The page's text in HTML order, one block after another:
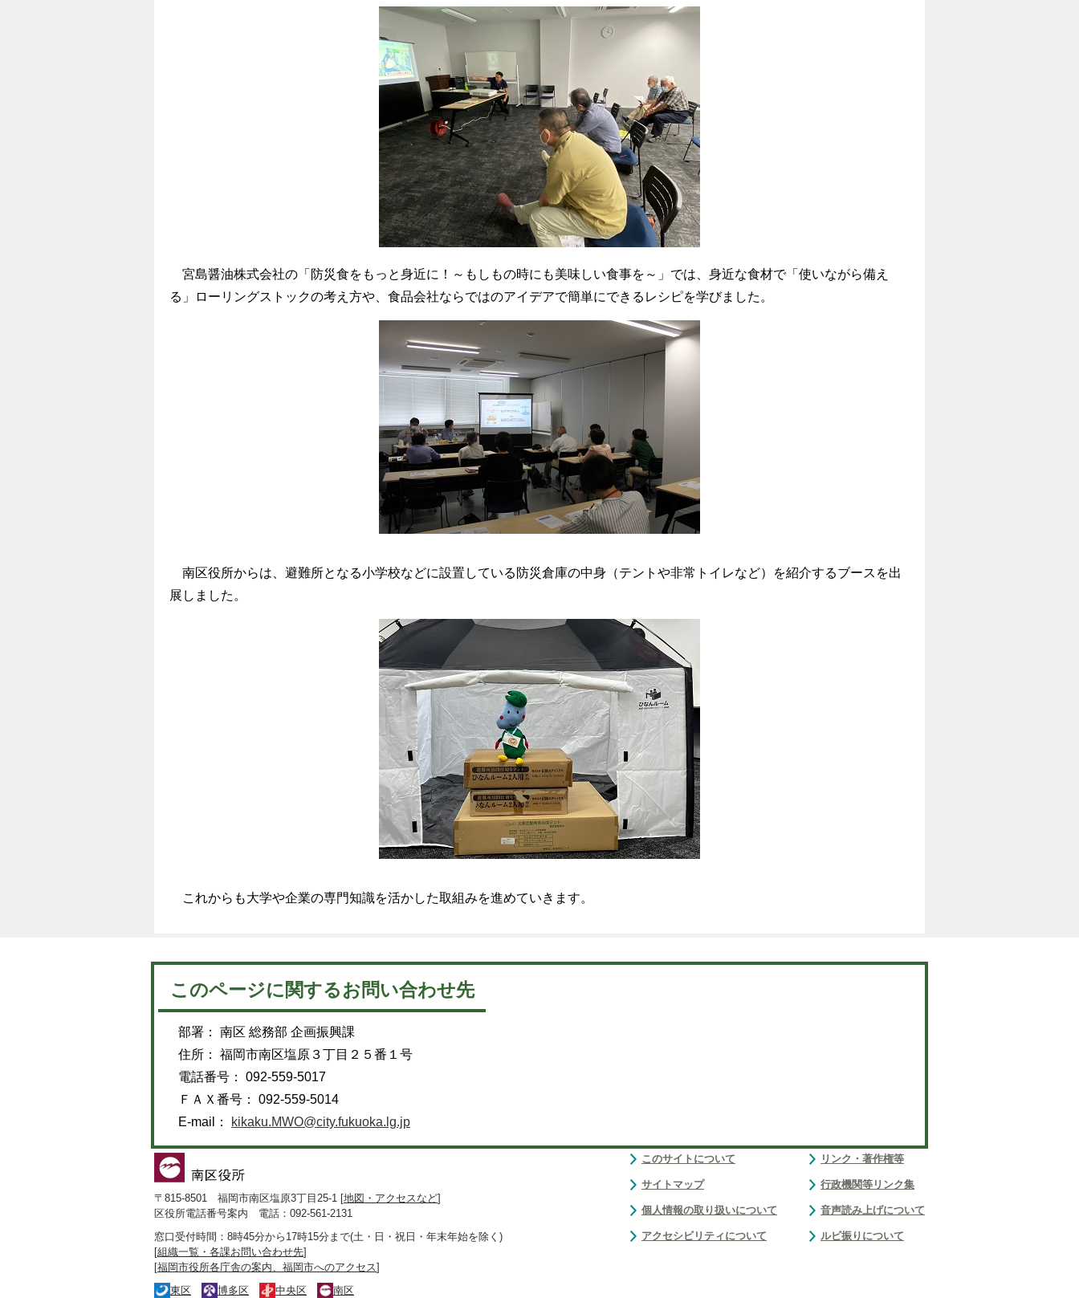
宮島醤油株式会社の「防災食をもっと身近に！～もしもの時にも美味しい食事を～」では、身近な食材で「使いながら備え
る」ローリングストックの考え方や、食品会社ならではのアイデアで簡単にできるレシピを学びました。
南区役所からは、避難所となる小学校などに設置している防災倉庫の中身（テントや非常トイレなど）を紹介するブースを出
展しました。
これからも大学や企業の専門知識を活かした取組みを進めていきます。
このページに関するお問い合わせ先
部署： 南区 総務部 企画振興課
住所： 福岡市南区塩原３丁目２５番１号
電話番号： 092-559-5017
ＦＡＸ番号： 092-559-5014
E-mail：
kikaku.MWO@city.fukuoka.lg.jp
〒815-8501 福岡市南区塩原3丁目25-1 [地図・アクセスなど]
区役所電話番号案内 電話：092-561-2131
窓口受付時間：8時45分から17時15分まで(土・日・祝日・年末年始を除く)
[組織一覧・各課お問い合わせ先]
[福岡市役所各庁舎の案内、福岡市へのアクセス]
東区
博多区 中央区 南区
このサイトについて
サイトマップ
個人情報の取り扱いについて
アクセシビリティについて
リンク・著作権等
行政機関等リンク集
音声読み上げについて
ルビ振りについて